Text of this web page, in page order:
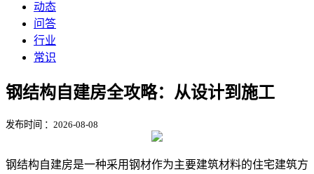
动态
问答
行业
常识
钢结构自建房全攻略：从设计到施工
发布时间 ：2026-08-08
钢结构自建房是一种采用钢材作为主要建筑材料的住宅建筑方